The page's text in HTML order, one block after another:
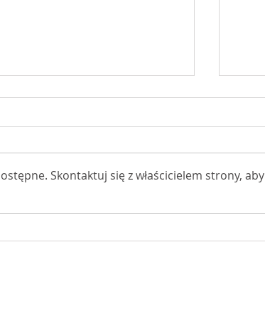
Zapisz się na Jubileuszowy
Skontaktuj się z właścicielem strony, aby